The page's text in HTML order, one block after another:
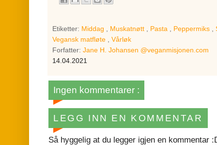
Etiketter: Middag Muskatnøtt Pasta Peppermiks
Vegansk matfløte
Vårløk
Forfatter: Jane H. Johansen @veganmisjonen.com
14.04.2021
Ingen kommentarer :
LEGG INN EN KOMMENTAR
Så hyggelig at du legger igjen en kommentar